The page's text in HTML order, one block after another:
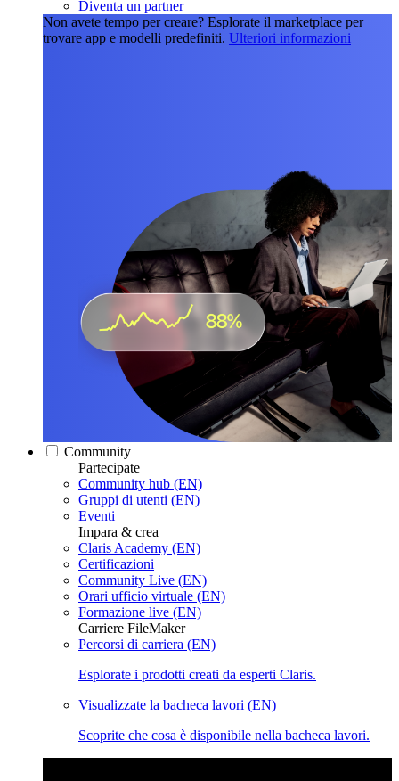
Diventa un partner
Non avete tempo per creare? Esplorate il marketplace per
trovare app e modelli predefiniti. Ulteriori informazioni
Community
Partecipate
Community hub (EN)
Gruppi di utenti (EN)
Eventi
Impara & crea
Claris Academy (EN)
Certificazioni
Community Live (EN)
Orari ufficio virtuale (EN)
Formazione live (EN)
Carriere FileMaker
Percorsi di carriera (EN)
Esplorate i prodotti creati da esperti Claris.
Visualizzate la bacheca lavori (EN)
Scoprite che cosa è disponibile nella bacheca lavori.